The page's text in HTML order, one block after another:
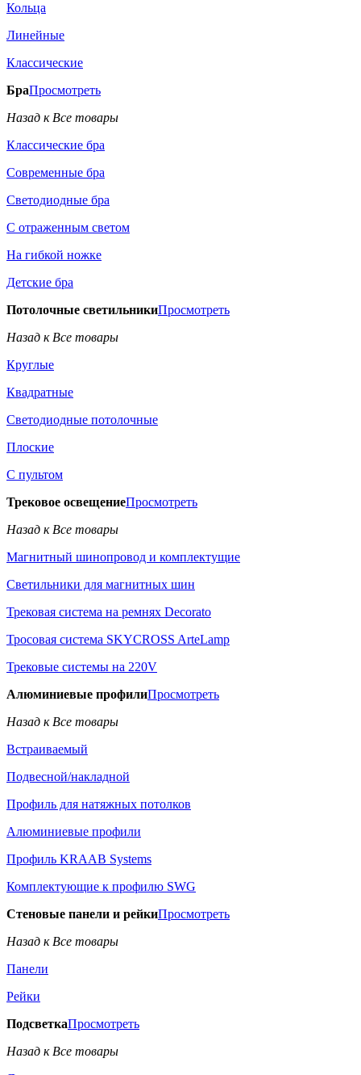
Кольца
Линейные
Классические
БраПросмотреть
Назад к Все товары
Классические бра
Современные бра
Светодиодные бра
С отраженным светом
На гибкой ножке
Детские бра
Потолочные светильникиПросмотреть
Назад к Все товары
Круглые
Квадратные
Светодиодные потолочные
Плоские
С пультом
Трековое освещениеПросмотреть
Назад к Все товары
Магнитный шинопровод и комплектущие
Светильники для магнитных шин
Трековая система на ремнях Decorato
Тросовая система SKYCROSS ArteLamp
Трековые системы на 220V
Алюминиевые профилиПросмотреть
Назад к Все товары
Встраиваемый
Подвесной/накладной
Профиль для натяжных потолков
Алюминиевые профили
Профиль KRAAB Systems
Комплектующие к профилю SWG
Стеновые панели и рейкиПросмотреть
Назад к Все товары
Панели
Рейки
ПодсветкаПросмотреть
Назад к Все товары